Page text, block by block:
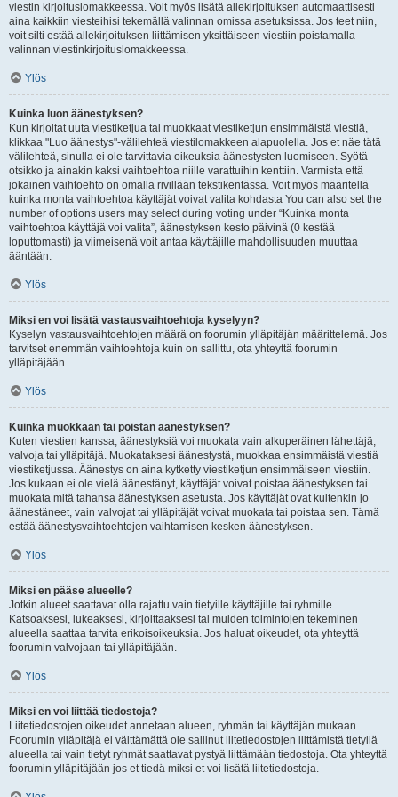
viestin kirjoituslomakkeessa. Voit myös lisätä allekirjoituksen automaattisesti
aina kaikkiin viesteihisi tekemällä valinnan omissa asetuksissa. Jos teet niin,
voit silti estää allekirjoituksen liittämisen yksittäiseen viestiin poistamalla
valinnan viestinkirjoituslomakkeessa.
Ylös
Kuinka luon äänestyksen?
Kun kirjoitat uuta viestiketjua tai muokkaat viestiketjun ensimmäistä viestiä,
klikkaa "Luo äänestys"-välilehteä viestilomakkeen alapuolella. Jos et näe tätä
välilehteä, sinulla ei ole tarvittavia oikeuksia äänestysten luomiseen. Syötä
otsikko ja ainakin kaksi vaihtoehtoa niille varattuihin kenttiin. Varmista että
jokainen vaihtoehto on omalla rivillään tekstikentässä. Voit myös määritellä
kuinka monta vaihtoehtoa käyttäjät voivat valita kohdasta You can also set the
number of options users may select during voting under “Kuinka monta
vaihtoehtoa käyttäjä voi valita”, äänestyksen kesto päivinä (0 kestää
loputtomasti) ja viimeisenä voit antaa käyttäjille mahdollisuuden muuttaa
ääntään.
Ylös
Miksi en voi lisätä vastausvaihtoehtoja kyselyyn?
Kyselyn vastausvaihtoehtojen määrä on foorumin ylläpitäjän määrittelemä. Jos
tarvitset enemmän vaihtoehtoja kuin on sallittu, ota yhteyttä foorumin
ylläpitäjään.
Ylös
Kuinka muokkaan tai poistan äänestyksen?
Kuten viestien kanssa, äänestyksiä voi muokata vain alkuperäinen lähettäjä,
valvoja tai ylläpitäjä. Muokataksesi äänestystä, muokkaa ensimmäistä viestiä
viestiketjussa. Äänestys on aina kytketty viestiketjun ensimmäiseen viestiin.
Jos kukaan ei ole vielä äänestänyt, käyttäjät voivat poistaa äänestyksen tai
muokata mitä tahansa äänestyksen asetusta. Jos käyttäjät ovat kuitenkin jo
äänestäneet, vain valvojat tai ylläpitäjät voivat muokata tai poistaa sen. Tämä
estää äänestysvaihtoehtojen vaihtamisen kesken äänestyksen.
Ylös
Miksi en pääse alueelle?
Jotkin alueet saattavat olla rajattu vain tietyille käyttäjille tai ryhmille.
Katsoaksesi, lukeaksesi, kirjoittaaksesi tai muiden toimintojen tekeminen
alueella saattaa tarvita erikoisoikeuksia. Jos haluat oikeudet, ota yhteyttä
foorumin valvojaan tai ylläpitäjään.
Ylös
Miksi en voi liittää tiedostoja?
Liitetiedostojen oikeudet annetaan alueen, ryhmän tai käyttäjän mukaan.
Foorumin ylläpitäjä ei välttämättä ole sallinut liitetiedostojen liittämistä tietyllä
alueella tai vain tietyt ryhmät saattavat pystyä liittämään tiedostoja. Ota yhteyttä
foorumin ylläpitäjään jos et tiedä miksi et voi lisätä liitetiedostoja.